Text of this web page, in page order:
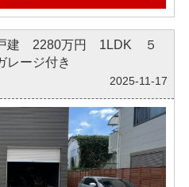
その際に夢の吊り橋にも立ち
味がとても鮮やかです。
かさはこの辺りでもトップク
載されている物件はほぼ全て
物件がございましたら、ぜひ
せ。
建 2280万円 1LDK ５
レージ付き
2025-11-17